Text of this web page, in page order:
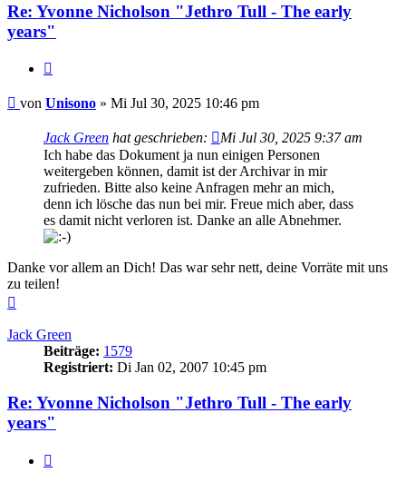
Re: Yvonne Nicholson "Jethro Tull - The early
years"
Beitrag
von Unisono » Mi Jul 30, 2025 10:46 pm
Jack Green hat geschrieben:
Mi Jul 30, 2025 9:37 am
Ich habe das Dokument ja nun einigen Personen
weitergeben können, damit ist der Archivar in mir
zufrieden. Bitte also keine Anfragen mehr an mich,
denn ich lösche das nun bei mir. Freue mich aber, dass
es damit nicht verloren ist. Danke an alle Abnehmer.
Danke vor allem an Dich! Das war sehr nett, deine Vorräte mit uns
zu teilen!
Jack Green
Beiträge: 1579
Registriert: Di Jan 02, 2007 10:45 pm
Re: Yvonne Nicholson "Jethro Tull - The early
years"